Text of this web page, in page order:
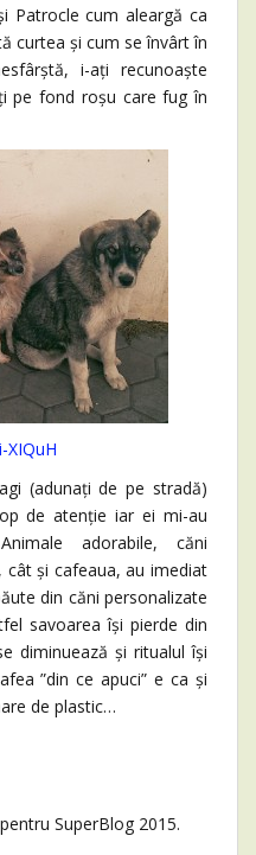
Patrocle cum aleargă ca
curtea și cum se învârt în
i-ați recunoaște
pe fond roșu care fug în
de pe stradă)
de atenție iar ei mi-au
adorabile, căni
cât și cafeaua, au imediat
din căni personalizate
savoarea își pierde din
diminuează și ritualul își
”din ce apuci” e ca și
de plastic…
SuperBlog 2015.